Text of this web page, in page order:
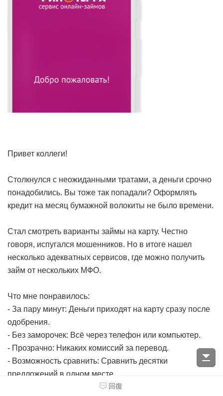
Привет коллеги!
Столкнулся с неожиданными тратами, а деньги срочно
понадобились. Вы тоже так попадали? Оформлять
кредит на месяц бумажной волокиты не было времени.
Стал смотреть варианты займы на карту. Честно
говоря, испугался мошенников. Но в итоге нашел
несколько адекватных сервисов, где можно получить
займ от нескольких МФО.
Что мне понравилось:
- За пару минут: Деньги приходят на карту сразу после
одобрения.
- Без заморочек: Всё через телефон или компьютер.
- Прозрачно: Никаких комиссий за перевод.
- Возможность сравнить: Сравнить десятки
предложений в одном месте.
回復